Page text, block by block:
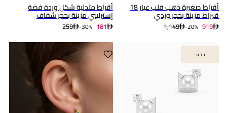
أقراط صغيرة ذهب قلب عيار 18
قيراط مزينة بحجر وردي
1,149 20%- 919
أقراط متدلية شكل وردة فضة
إسترليني مزينة بحجر شفاف
259 30%- 181
جديد
جديد